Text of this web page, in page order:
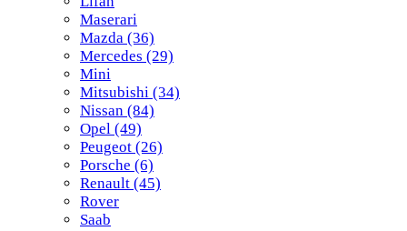
Maserari
Mazda (36)
Mercedes (29)
Mini
Mitsubishi (34)
Nissan (84)
Opel (49)
Peugeot (26)
Porsche (6)
Renault (45)
Rover
Saab